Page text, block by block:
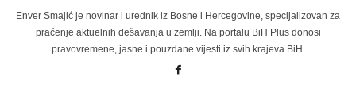
Enver Smajić je novinar i urednik iz Bosne i Hercegovine, specijalizovan za
praćenje aktuelnih dešavanja u zemlji. Na portalu BiH Plus donosi
pravovremene, jasne i pouzdane vijesti iz svih krajeva BiH.